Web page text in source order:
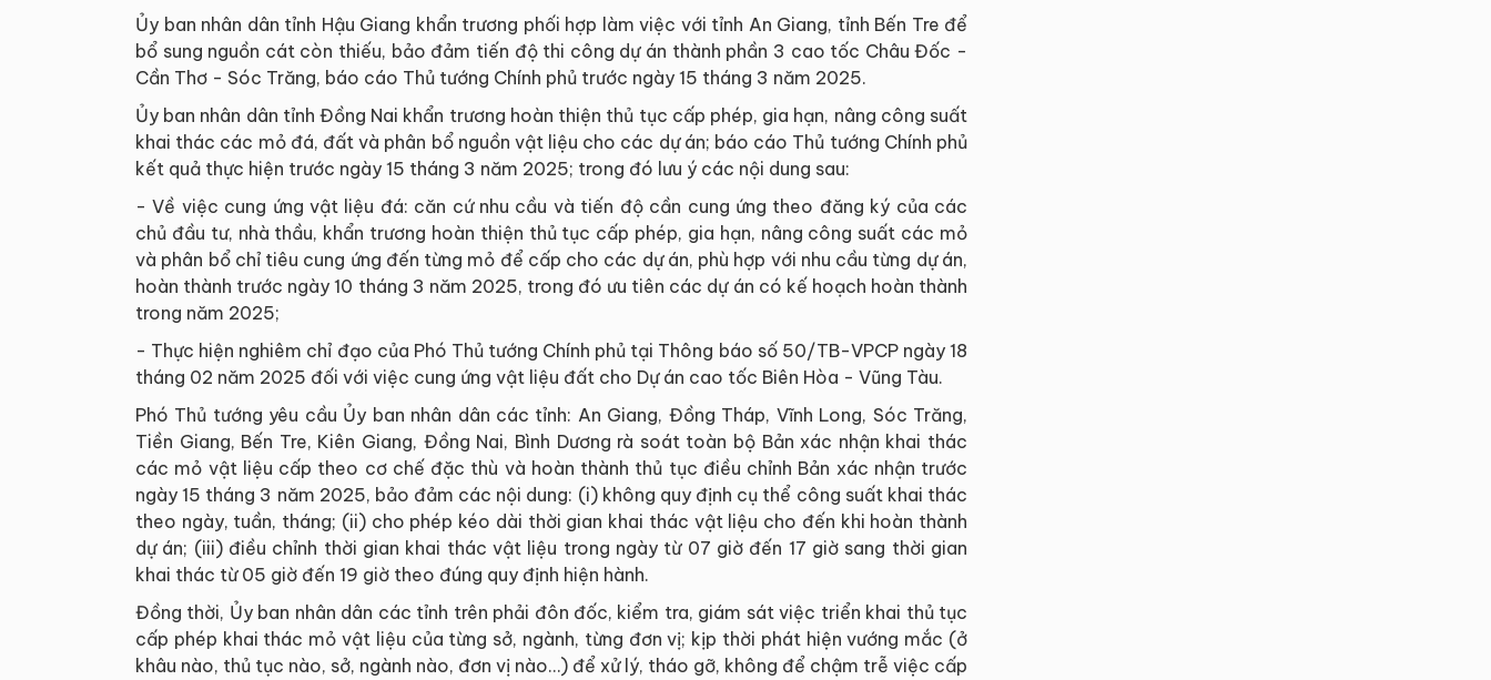
Ủy ban nhân dân tỉnh Hậu Giang khẩn trương phối hợp làm việc với tỉnh An Giang, tỉnh Bến Tre để
bổ sung nguồn cát còn thiếu, bảo đảm tiến độ thi công dự án thành phần 3 cao tốc Châu Đốc -
Cần Thơ - Sóc Trăng, báo cáo Thủ tướng Chính phủ trước ngày 15 tháng 3 năm 2025.
Ủy ban nhân dân tỉnh Đồng Nai khẩn trương hoàn thiện thủ tục cấp phép, gia hạn, nâng công suất
khai thác các mỏ đá, đất và phân bổ nguồn vật liệu cho các dự án; báo cáo Thủ tướng Chính phủ
kết quả thực hiện trước ngày 15 tháng 3 năm 2025; trong đó lưu ý các nội dung sau:
- Về việc cung ứng vật liệu đá: căn cứ nhu cầu và tiến độ cần cung ứng theo đăng ký của các
chủ đầu tư, nhà thầu, khẩn trương hoàn thiện thủ tục cấp phép, gia hạn, nâng công suất các mỏ
và phân bổ chỉ tiêu cung ứng đến từng mỏ để cấp cho các dự án, phù hợp với nhu cầu từng dự án,
hoàn thành trước ngày 10 tháng 3 năm 2025, trong đó ưu tiên các dự án có kế hoạch hoàn thành
trong năm 2025;
- Thực hiện nghiêm chỉ đạo của Phó Thủ tướng Chính phủ tại Thông báo số 50/TB-VPCP ngày 18
tháng 02 năm 2025 đối với việc cung ứng vật liệu đất cho Dự án cao tốc Biên Hòa - Vũng Tàu.
Phó Thủ tướng yêu cầu Ủy ban nhân dân các tỉnh: An Giang, Đồng Tháp, Vĩnh Long, Sóc Trăng,
Tiền Giang, Bến Tre, Kiên Giang, Đồng Nai, Bình Dương rà soát toàn bộ Bản xác nhận khai thác
các mỏ vật liệu cấp theo cơ chế đặc thù và hoàn thành thủ tục điều chỉnh Bản xác nhận trước
ngày 15 tháng 3 năm 2025, bảo đảm các nội dung: (i) không quy định cụ thể công suất khai thác
theo ngày, tuần, tháng; (ii) cho phép kéo dài thời gian khai thác vật liệu cho đến khi hoàn thành
dự án; (iii) điều chỉnh thời gian khai thác vật liệu trong ngày từ 07 giờ đến 17 giờ sang thời gian
khai thác từ 05 giờ đến 19 giờ theo đúng quy định hiện hành.
Đồng thời, Ủy ban nhân dân các tỉnh trên phải đôn đốc, kiểm tra, giám sát việc triển khai thủ tục
cấp phép khai thác mỏ vật liệu của từng sở, ngành, từng đơn vị; kịp thời phát hiện vướng mắc (ở
khâu nào, thủ tục nào, sở, ngành nào, đơn vị nào…) để xử lý, tháo gỡ, không để chậm trễ việc cấp